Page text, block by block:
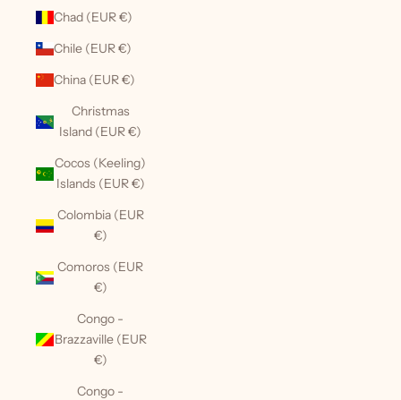
Chad (EUR €)
Chile (EUR €)
China (EUR €)
Christmas
Island (EUR €)
Cocos (Keeling)
Islands (EUR €)
Colombia (EUR
€)
Comoros (EUR
€)
Congo -
Brazzaville (EUR
€)
Congo -